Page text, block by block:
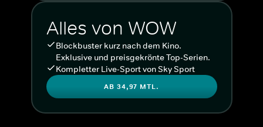
Alles von WOW
Blockbuster kurz nach dem Kino.
Exklusive und preisgekrönte Top-Serien.
Kompletter Live-Sport von Sky Sport
AB 34,97 MTL.